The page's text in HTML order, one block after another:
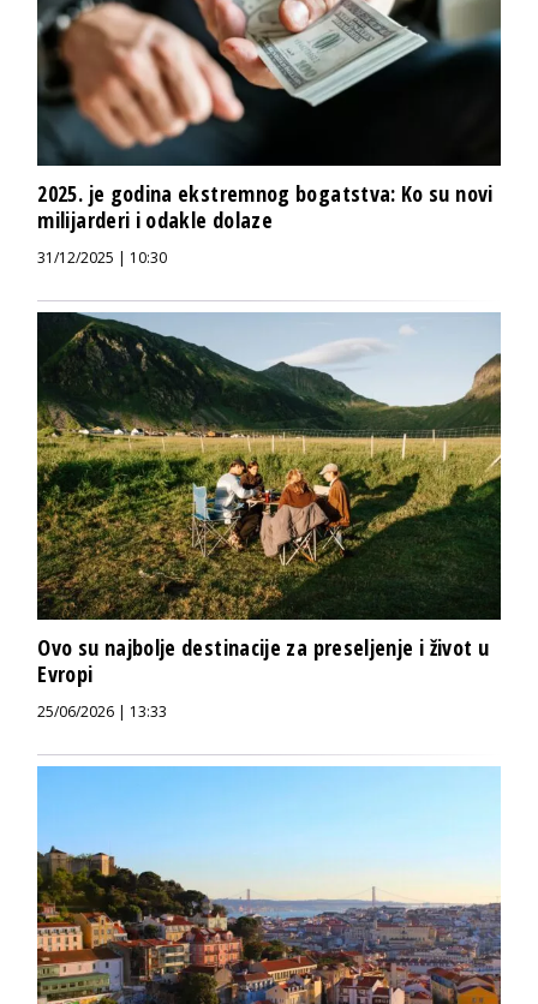
2025. je godina ekstremnog bogatstva: Ko su novi
milijarderi i odakle dolaze
31/12/2025 | 10:30
Ovo su najbolje destinacije za preseljenje i život u
Evropi
25/06/2026 | 13:33